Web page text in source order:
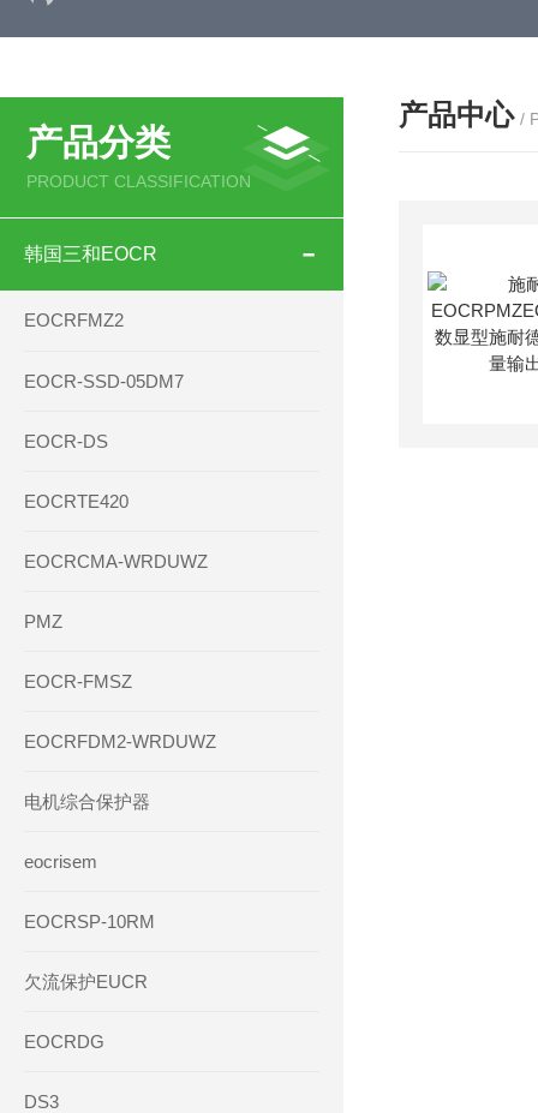
产品分类
PRODUCT CLASSIFICATION
韩国三和EOCR
EOCRFMZ2
EOCR-SSD-05DM7
EOCR-DS
EOCRTE420
EOCRCMA-WRDUWZ
PMZ
EOCR-FMSZ
EOCRFDM2-WRDUWZ
电机综合保护器
eocrisem
EOCRSP-10RM
欠流保护EUCR
EOCRDG
DS3
产品中心 /